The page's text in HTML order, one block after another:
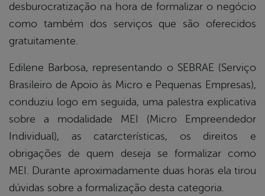
desburocratização na hora de formalizar o negócio
como também dos serviços que são oferecidos
gratuitamente.
Edilene Barbosa, representando o SEBRAE (Serviço
Brasileiro de Apoio às Micro e Pequenas Empresas),
conduziu logo em seguida, uma palestra explicativa
sobre a modalidade MEI (Micro Empreendedor
Individual), as catarcterísticas, os direitos e
obrigações de quem deseja se formalizar como
MEI. Durante aproximadamente duas horas ela tirou
dúvidas sobre a formalização desta categoria.